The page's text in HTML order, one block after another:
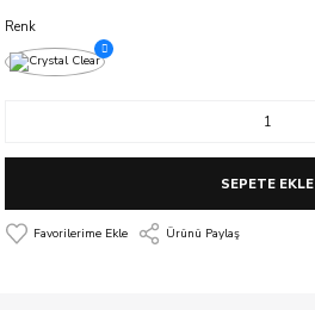
Renk
SEPETE EKLE
Ürünü Paylaş